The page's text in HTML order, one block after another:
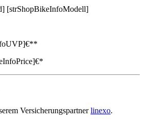
€**
€*
Versicherungspartnerlinexo.